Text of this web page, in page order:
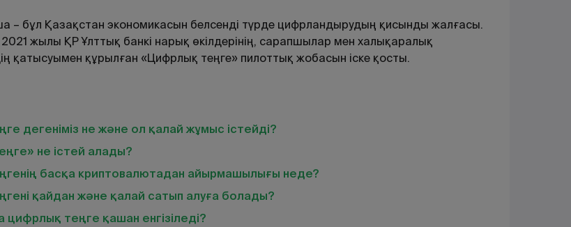
– бұл Қазақстан экономикасын белсенді түрде цифрландырудың қисынды жалғасы.
жылы ҚР Ұлттық банкі нарық өкілдерінің, сарапшылар мен халықаралық
қатысуымен құрылған «Цифрлық теңге» пилоттық жобасын іске қосты.
дегеніміз не және ол қалай жұмыс істейді?
не істей алады?
басқа криптовалютадан айырмашылығы неде?
қайдан және қалай сатып алуға болады?
цифрлық теңге қашан енгізіледі?